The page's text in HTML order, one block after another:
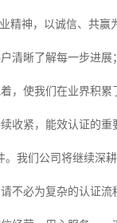
精神，以诚信、共
清晰了解每一步进
，使我们在业界积累
收紧，能效认证的
我们公司将继续深
不必为复杂的认证